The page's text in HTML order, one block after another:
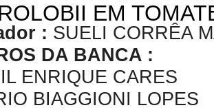
EM
: SUELI CORRÊA
DA BANCA :
ENRIQUE CARES
BIAGGIONI LOPES